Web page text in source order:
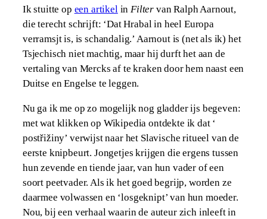
Ik stuitte op een artikelinFilter van Ralph Aarnout,
die terecht schrijft: ‘Dat Hrabal in heel Europa
verramsjt is, is schandalig.’ Aarnout is (net als ik) het
Tsjechisch niet machtig, maar hij durft het aan de
vertaling van Mercks af te kraken door hem naast een
Duitse en Engelse te leggen.
Nu ga ik me op zo mogelijk nog gladder ijs begeven:
met wat klikken op Wikipedia ontdekte ik dat ‘​​
postřižiny’ verwijst naar het Slavische ritueel van de
eerste knipbeurt. Jongetjes krijgen die ergens tussen
hun zevende en tiende jaar, van hun vader of een
soort peetvader. Als ik het goed begrijp, worden ze
daarmee volwassen en ‘losgeknipt’ van hun moeder.
Nou, bij een verhaal waarin de auteur zich inleeft in